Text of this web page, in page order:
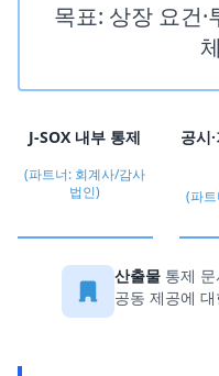
목표: 상장 요건
J-SOX 내부 통제
(파트너: 회계사/감사
법인)
공시
(파
산출물 통제
공동 제공에